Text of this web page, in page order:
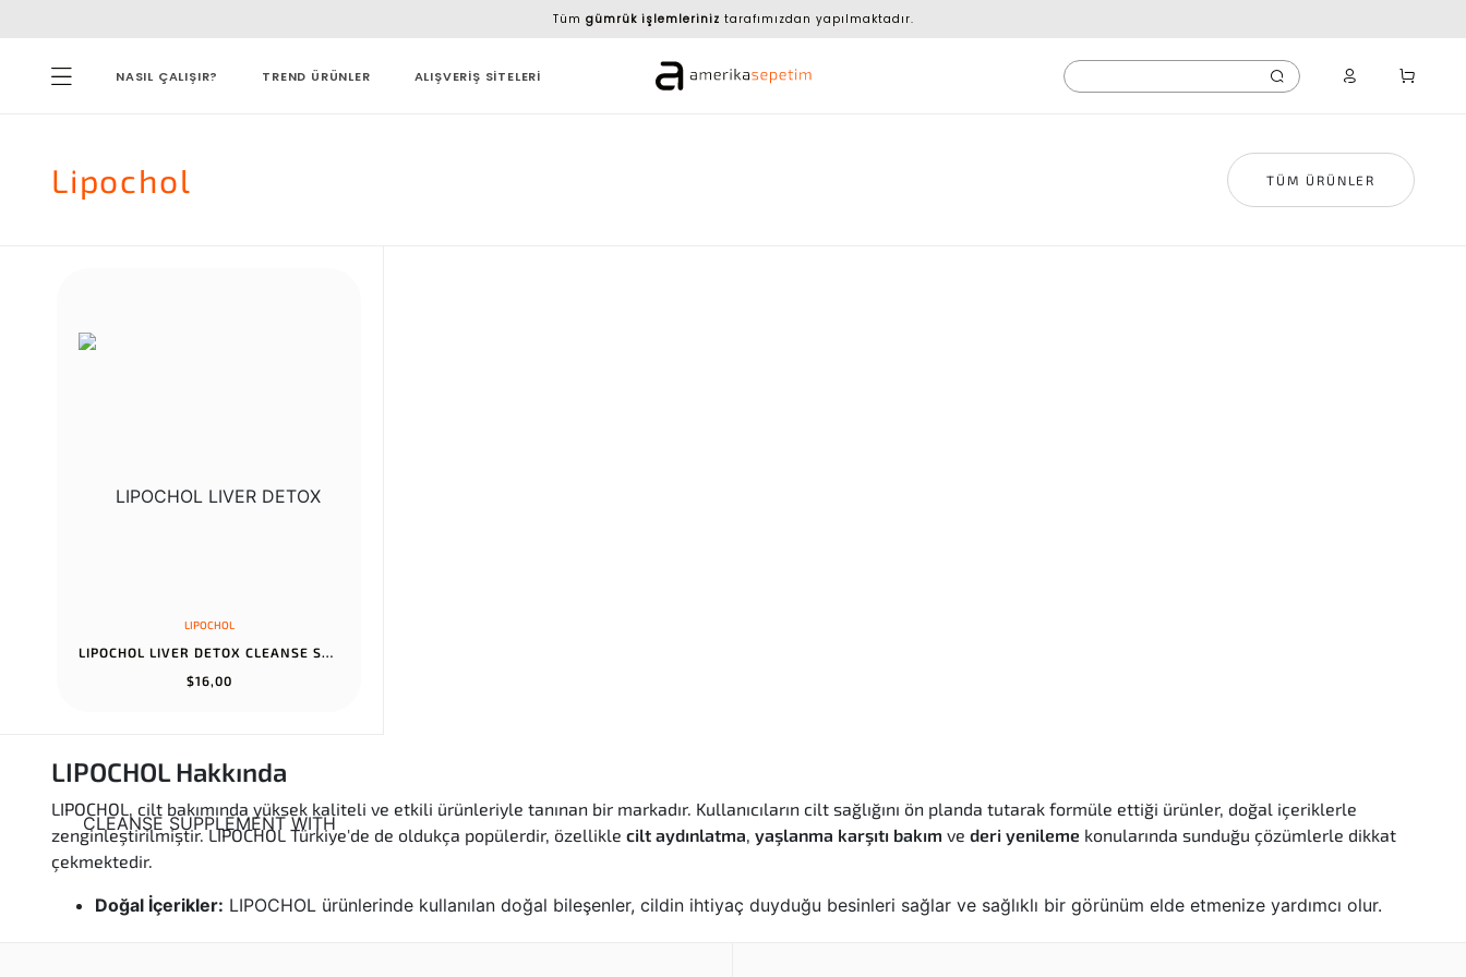
Tüm gümrük işlemleriniz tarafımızdan yapılmaktadır.
NASIL ÇALIŞIR? TREND ÜRÜNLER ALIŞVERİŞ SİTELERİ
Lipochol TÜM ÜRÜNLER
LIPOCHOL
LIPOCHOL LIVER DETOX CLEANSE SUPPLEMENT WITH VITAMINS, 100 CAPSUL...
$16,00
LIPOCHOL Hakkında
LIPOCHOL, cilt bakımında yüksek kaliteli ve etkili ürünleriyle tanınan bir markadır. Kullanıcıların cilt sağlığını ön planda tutarak formüle ettiği ürünler, doğal içeriklerle
zenginleştirilmiştir. LIPOCHOL Türkiye'de de oldukça popülerdir, özellikle cilt aydınlatma, yaşlanma karşıtı bakım ve deri yenileme konularında sunduğu çözümlerle dikkat
çekmektedir.
Doğal İçerikler: LIPOCHOL ürünlerinde kullanılan doğal bileşenler, cildin ihtiyaç duyduğu besinleri sağlar ve sağlıklı bir görünüm elde etmenize yardımcı olur.